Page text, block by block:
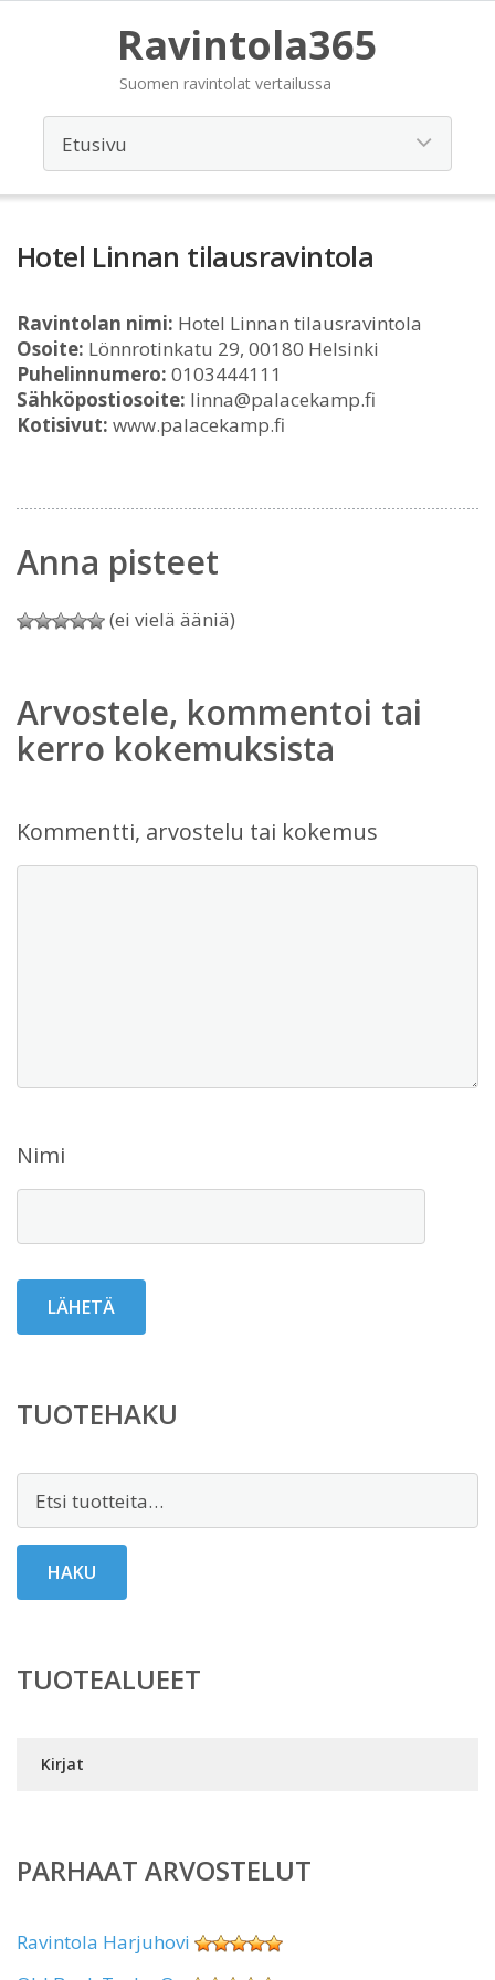
Ravintola365
Suomen ravintolat vertailussa
Hotel Linnan tilausravintola
Ravintolan nimi: Hotel Linnan tilausravintola
Osoite: Lönnrotinkatu 29, 00180 Helsinki
Puhelinnumero: 0103444111
Sähköpostiosoite: linna@palacekamp.fi
Kotisivut: www.palacekamp.fi
Anna pisteet
(ei vielä ääniä)
Arvostele, kommentoi tai
kerro kokemuksista
Kommentti, arvostelu tai kokemus
Nimi
TUOTEHAKU
HAKU
TUOTEALUEET
Kirjat
PARHAAT ARVOSTELUT
Ravintola Harjuhovi